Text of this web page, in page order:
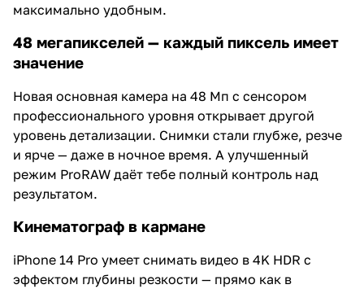
максимально удобным.
48 мегапикселей — каждый пиксель имеет
значение
Новая основная камера на 48 Мп с сенсором
профессионального уровня открывает другой
уровень детализации. Снимки стали глубже, резче
и ярче — даже в ночное время. А улучшенный
режим ProRAW даёт тебе полный контроль над
результатом.
Кинематограф в кармане
iPhone 14 Pro умеет снимать видео в 4K HDR с
эффектом глубины резкости — прямо как в